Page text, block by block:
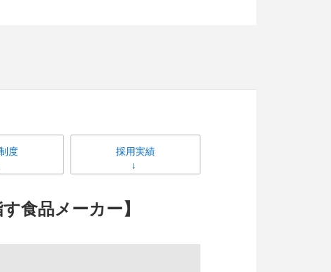
度 採用実績
食品メーカー】